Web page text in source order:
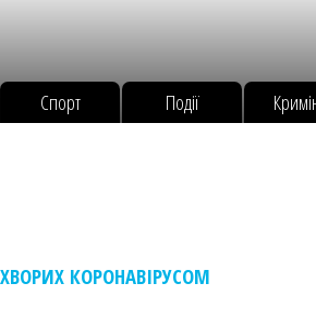
Спорт Події
КОРОНАВІРУСОМ